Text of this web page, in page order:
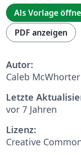
Als Vorlage
PDF anzeigen
Autor:
Caleb McWhorter
Letzte
vor 7 Jahren
Lizenz:
Creative